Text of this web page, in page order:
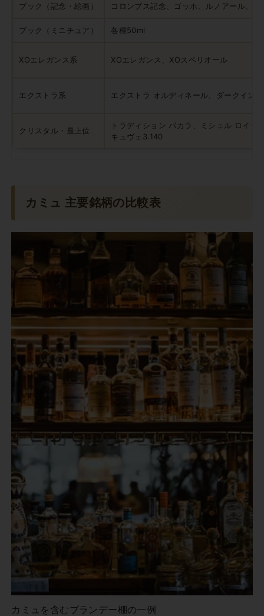
ブック（記念・絵画） コロンブス記念、ゴッホ、ルノアール、モ
ブック（ミニチュア） 各種50ml
XOエレガンス系 XOエレガンス、XOスペリオール
エクストラ系 エクストラ オルディネール、ダークイン
クリスタル・最上位
トラディション バカラ、ミシェル ロイヤ
キュヴェ3.140
カミュ 主要銘柄の比較表
カミュを含むブランデー棚の一例